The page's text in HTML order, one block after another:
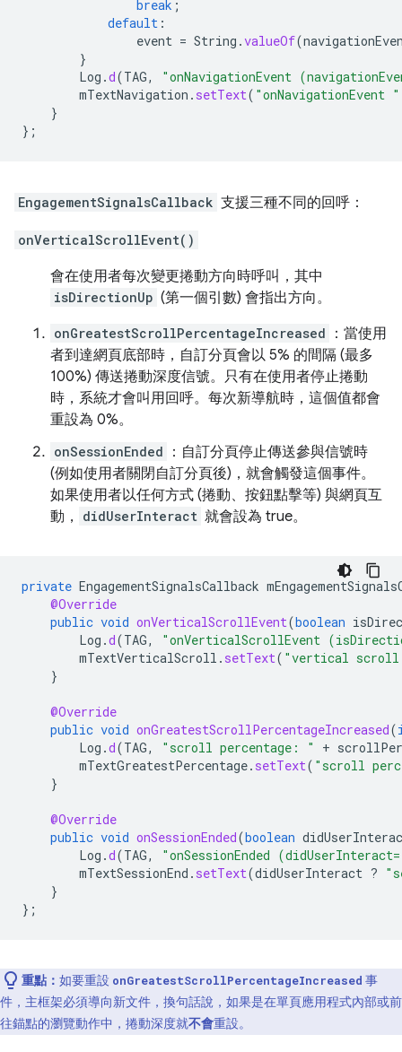
break ;
default :
event = String .valueOf(
}
Log .d(TAG,
"onNavigationEvent
mTextNavigation . setText( "onNavigationEvent "
}
};
EngagementSignalsCallback 支援三種不同的回呼：
onVerticalScrollEvent()
會在使用者每次變更捲動方向時呼叫，其中
isDirectionUp (第一個引數) 會指出方向。
onGreatestScrollPercentageIncreased
：當使用
者到達網頁底部時，自訂分頁會以 5% 的間隔 (最多
100%) 傳送捲動深度信號。只有在使用者停止捲動
時，系統才會叫用回呼。每次新導航時，這個值都會
重設為 0%。
onSessionEnded
：自訂分頁停止傳送參與信號時
(例如使用者關閉自訂分頁後)，就會觸發這個事件。
如果使用者以任何方式 (捲動、按鈕點擊等) 與網頁互
動，
didUserInteract 就會設為 true。
private EngagementSignalsCallback
@Override
public void onVerticalScrollEvent(boolean
Log .d(TAG,
"onVerticalScrollEvent
mTextVerticalScroll . setText( "vertical
}
@Override
public void onGreatestScrollPercentageIncreased(
Log .d(TAG, "scroll percentage: " +
mTextGreatestPercentage. setText( "scroll
}
@Override
public void onSessionEnded(boolean
Log .d(TAG,
"onSessionEnded
mTextSessionEnd . setText(didUserInteract ?
}
};
重點： 如要重設 onGreatestScrollPercentageIncreased 事
件，主框架必須導向新文件，換句話說，如果是在單頁應用程式內部或前
往錨點的瀏覽動作中，捲動深度就不會重設。